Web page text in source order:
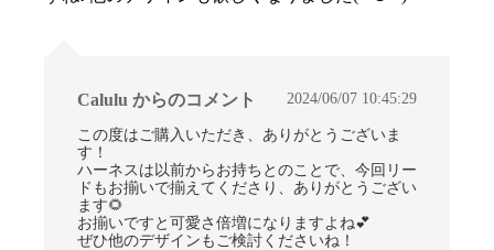
お買い物を続ける カートへ進む
Calulu からのコメント 2024/06/07 10:45:29
この度はご購入いただき、ありがとうございま
す！
ハーネスは以前からお持ちとのことで、今回リー
ドもお揃いで揃えてくださり、ありがとうござい
ます🌻
お揃いですと可愛さ倍増になりますよね💕
ぜひ他のデザインもご検討くださいね！